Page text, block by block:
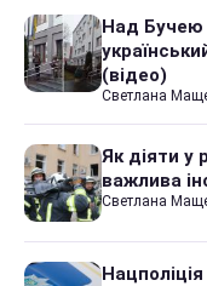
Над Бучею
(відео)
Светлана
Як діяти у
важлива
Светлана